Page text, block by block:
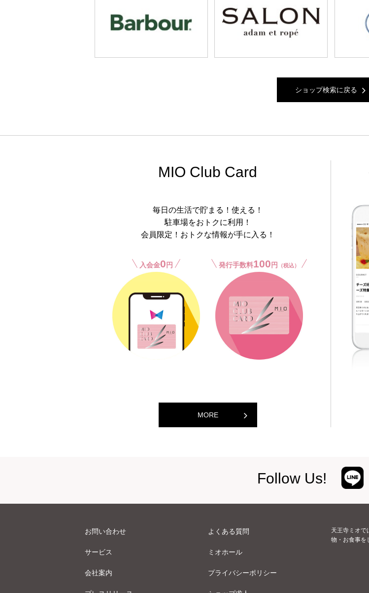
ショップ検索に戻る
MIO Club Card
毎日の生活で貯まる！使える！
駐車場をおトクに利用！
会員限定！おトクな情報が手に入る！
入会金0 円 発行手数料100 円 （税込）
MORE
Follow Us!
お問い合わせ よくある質問
サービス ミオホール
会社案内 プライバシーポリシー
天王寺ミオで
物・お食事を